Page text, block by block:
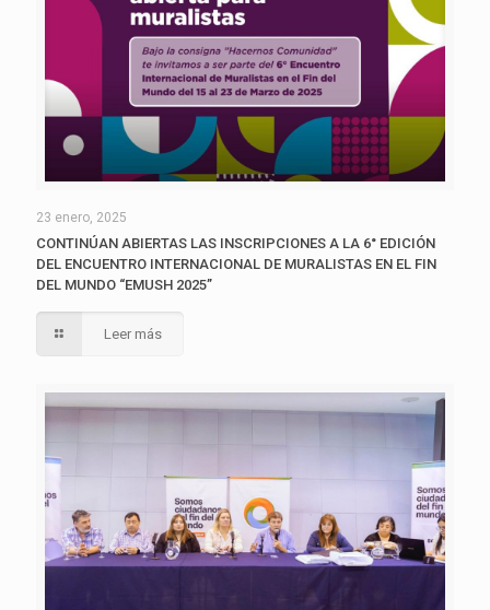
23 enero, 2025
CONTINÚAN ABIERTAS LAS INSCRIPCIONES A LA 6° EDICIÓN
DEL ENCUENTRO INTERNACIONAL DE MURALISTAS EN EL FIN
DEL MUNDO “EMUSH 2025”
Leer más